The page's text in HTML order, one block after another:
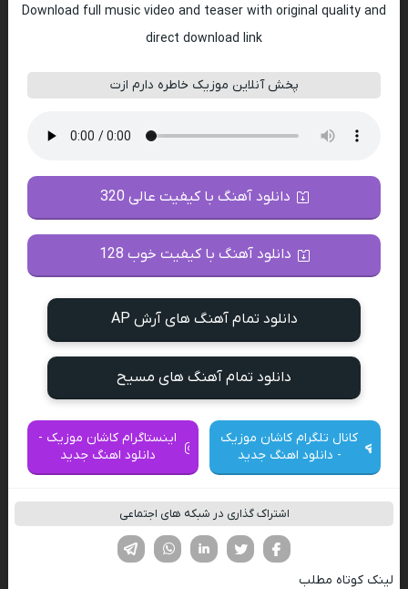
Download full music video and teaser with original quality and
direct download link
پخش آنلاین موزیک خاطره دارم ازت
دانلود آهنگ با کیفیت عالی 320
دانلود آهنگ با کیفیت خوب 128
دانلود تمام آهنگ های آرش AP
دانلود تمام آهنگ های مسیح
کانال تلگرام کاشان موزیک
- دانلود اهنگ جدید
اینستاگرام کاشان موزیک -
دانلود اهنگ جدید
اشتراک گذاری در شبکه های اجتماعی
لینکدین تویتر
فیسوک
لینک کوتاه مطلب